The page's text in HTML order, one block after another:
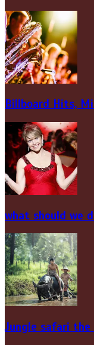
Billboard Hits,
what should we
Jungle safari